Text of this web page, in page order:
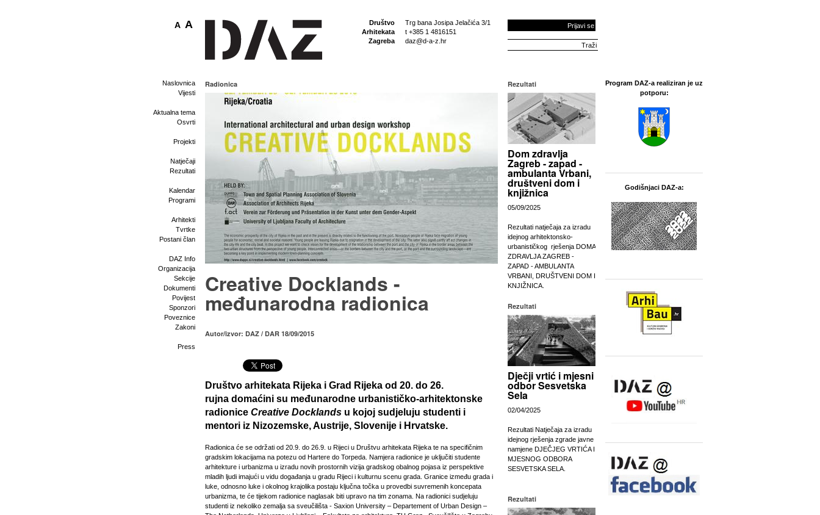
Društvo
Arhitekata
Zagreba
Trg bana Josipa Jelačića 3/1
t +385 1 4816151
daz@d-a-z.hr
Prijavi se
A A
Naslovnica
Vijesti
Aktualna tema
Osvrti
Projekti
Natječaji
Rezultati
Kalendar
Programi
Arhitekti
Tvrtke
Postani član
DAZ Info
Organizacija
Sekcije
Dokumenti
Povijest
Sponzori
Poveznice
Zakoni
Press
Radionica
Creative Docklands -
međunarodna radionica
Autor/izvor: DAZ / DAR 18/09/2015
Društvo arhitekata Rijeka i Grad Rijeka od 20. do 26.
rujna domaćini su međunarodne urbanističko-arhitektonske
radionice Creative Docklands u kojoj sudjeluju studenti i
mentori iz Nizozemske, Austrije, Slovenije i Hrvatske.
Radionica će se održati od 20.9. do 26.9. u Rijeci u Društvu arhitekata Rijeka te na specifičnim
gradskim lokacijama na potezu od Hartere do Torpeda. Namjera radionice je uključiti studente
arhitekture i urbanizma u izradu novih prostornih vizija gradskog obalnog pojasa iz perspektive
mladih ljudi imajući u vidu događanja u gradu Rijeci i kulturnu scenu grada. Granice između grada i
luke, odnosno luke i okolnog krajolika postaju ključna točka u provedbi suvremenih koncepata
urbanizma, te će tijekom radionice naglasak biti upravo na tim zonama. Na radionici sudjeluju
studenti iz nekoliko zemalja sa sveučilišta - Saxion University – Departement of Urban Design –
Rezultati
Dom zdravlja
Zagreb - zapad -
ambulanta Vrbani,
društveni dom i
knjižnica
05/09/2025
Rezultati natječaja za izradu
idejnog arhitektonsko-
urbanističkog rješenja DOMA
ZDRAVLJA ZAGREB -
ZAPAD - AMBULANTA
VRBANI, DRUŠTVENI DOM I
KNJIŽNICA.
Rezultati
Dječji vrtić i mjesni
odbor Sesvetska
Sela
02/04/2025
Rezultati Natječaja za izradu
idejnog rješenja zgrade javne
namjene DJEČJEG VRTIĆA I
MJESNOG ODBORA
SESVETSKA SELA.
Rezultati
Program DAZ-a realiziran je uz
potporu:
Godišnjaci DAZ-a: